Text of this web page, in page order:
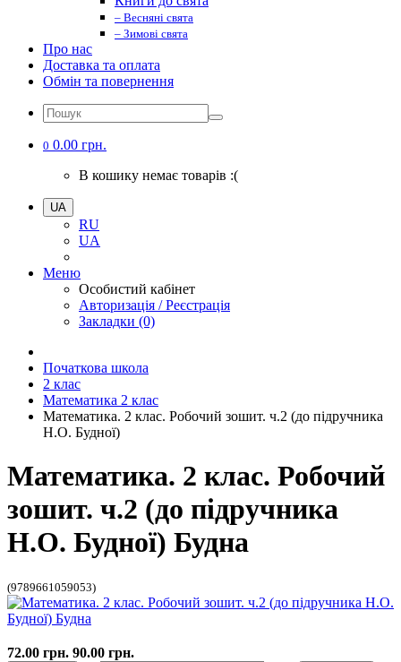
– Весняні свята
– Зимові свята
Про нас
Доставка та оплата
Обмін та повернення
0 0.00 грн.
В кошику немає товарів :(
UA
RU
UA
Меню
Особистий кабінет
Авторизація / Реєстрація
Закладки (0)
Початкова школа
2 клас
Математика 2 клас
Математика. 2 клас. Робочий зошит. ч.2 (до підручника
Н.О. Будної)
Математика. 2 клас. Робочий
зошит. ч.2 (до підручника
Н.О. Будної) Будна
(9789661059053)
72.00 грн. 90.00 грн.